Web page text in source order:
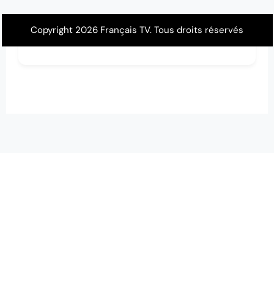
Copyright 2026 Français TV. Tous droits réservés